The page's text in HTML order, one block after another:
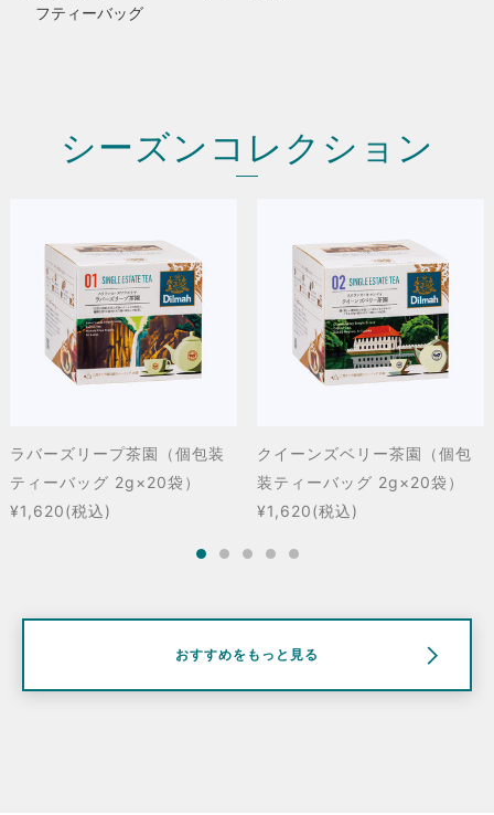
フティーバッグ
シーズンコレクション
ラバーズリープ茶園（個包装
ティーバッグ 2g×20袋）
¥1,620(税込)
クイーンズベリー茶園（個包
装ティーバッグ 2g×20袋）
¥1,620(税込)
おすすめをもっと見る